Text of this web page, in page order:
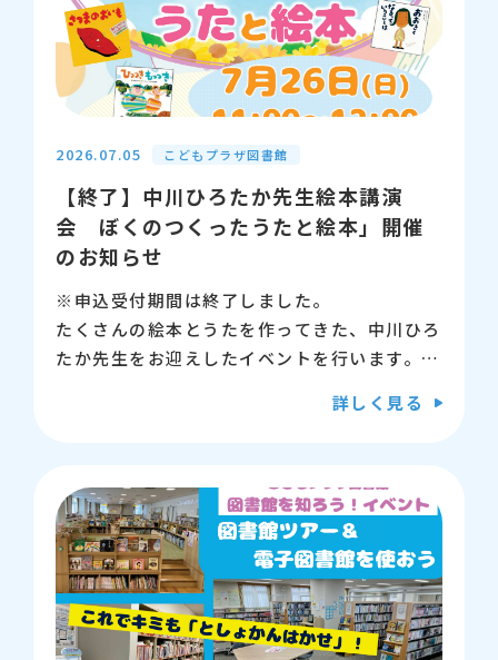
03-5600-3885
2026.07.05 こどもプラザ図書館
【終了】中川ひろたか先生絵本講演
会 ぼくのつくったうたと絵本」開催
のお知らせ
※申込受付期間は終了しました。
たくさんの絵本とうたを作ってきた、中川ひろ
たか先生をお迎えしたイベントを行います。
による読み聞かせと歌のコーナーもあります。
います♪
【日時】7月26日（日曜日） 11時から12時
※中川ひろたか先生の本を持参されると、講演
会終了後にサイン会に参加できます（お1人1
詳しく見る